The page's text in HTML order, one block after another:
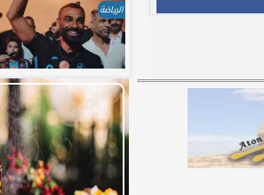
الرياضة